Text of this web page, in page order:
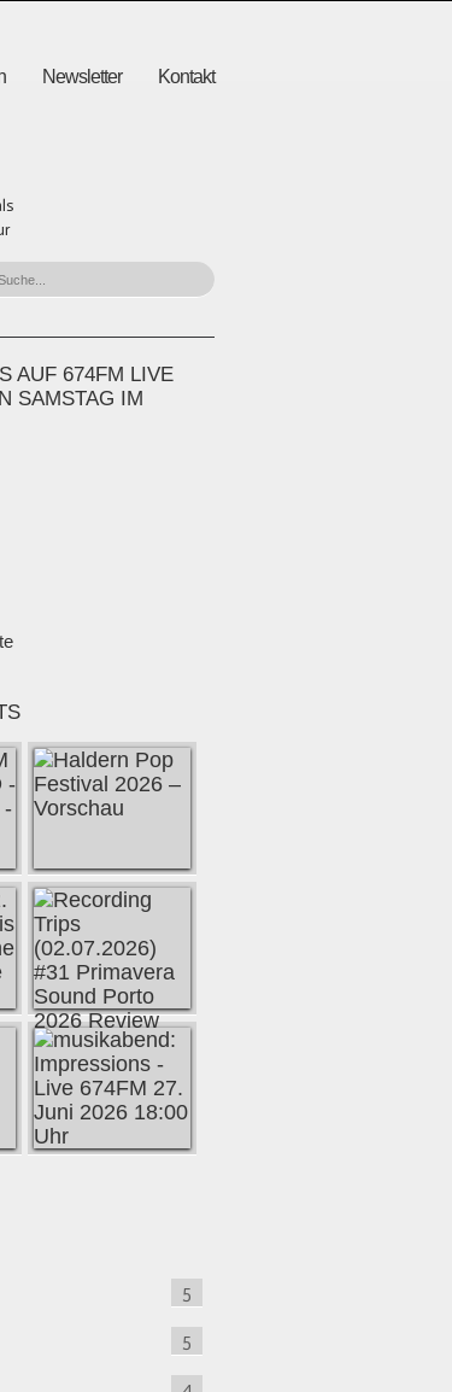
Newsletter Kontakt
AUF 674FM LIVE
SAMSTAG IM
5
5